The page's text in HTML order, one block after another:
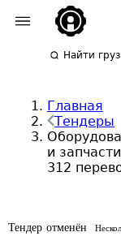
Найти
Главная
Тендеры
и
312
Тендер отменён